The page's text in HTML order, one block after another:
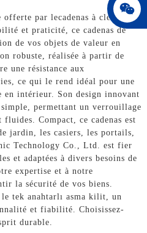
offerte par lecadenas à clé
et praticité, ce cadenas de
de vos objets de valeur en
robuste, réalisée à partir de
une résistance aux
ce qui le rend idéal pour une
intérieur. Son design innovant
permettant un verrouillage
Compact, ce cadenas est
jardin, les casiers, les portails,
Technology Co., Ltd. est fier
et adaptées à divers besoins de
expertise et à notre
la sécurité de vos biens.
tek anahtarlı asma kilit, un
et fiabilité. Choisissez-
durable.